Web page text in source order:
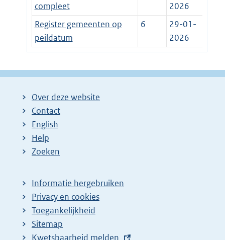
compleet
2026
Register gemeenten op
peildatum
6
29-01-
2026
Over deze website
Contact
English
Help
Zoeken
Informatie hergebruiken
Privacy en cookies
Toegankelijkheid
Sitemap
E
Kwetsbaarheid melden